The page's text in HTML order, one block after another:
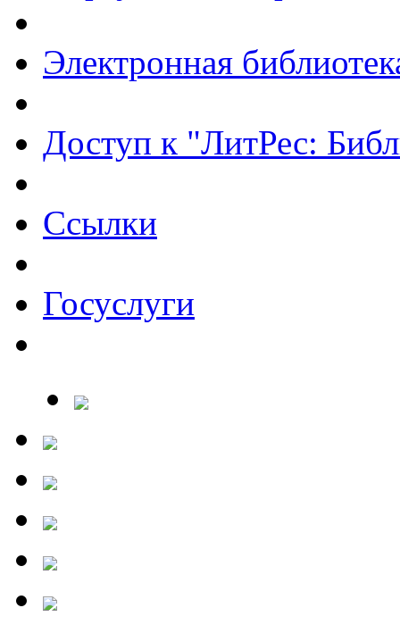
Электронная
Доступ к "ЛитРес:
Ссылки
Госуслуги